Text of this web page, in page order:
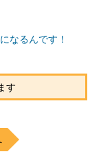
なるんです！
す